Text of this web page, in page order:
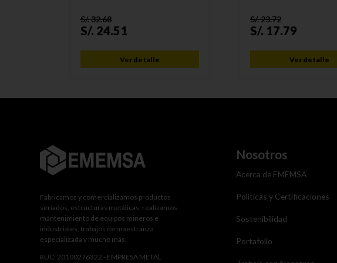
S/.32.68
S/. 24.51
Ver detalle
S/.23.72
S/. 17.79
Ver detalle
Fabricamos y comercializamos productos
seriados, estructuras metálicas, realizamos
mantenimiento de equipos mineros e
industriales, trabajos de maestranza
especializada y mucho más.
RUC: 20100276322 - EMPRESA METAL
Nosotros
Acerca de EMEMSA
Políticas y Certificaciones
Sostenibilidad
Portafolio